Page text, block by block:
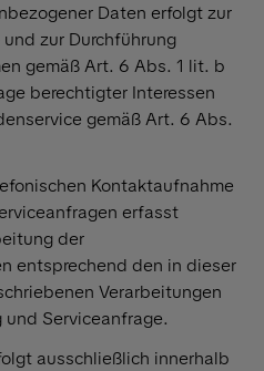
Daten erfolgt zur
zur Durchführung
gemäß Art. 6 Abs. 1 lit. b
berechtigter Interessen
gemäß Art. 6 Abs.
Kontaktaufnahme
erfasst
der
entsprechend den in dieser
Verarbeitungen
und Serviceanfrage.
ausschließlich innerhalb